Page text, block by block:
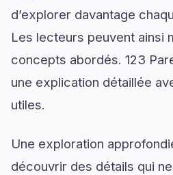
d’explorer davantage
Les lecteurs peuvent ainsi
concepts abordés. 123
une explication détaillée
utiles.
Une exploration
découvrir des détails qui